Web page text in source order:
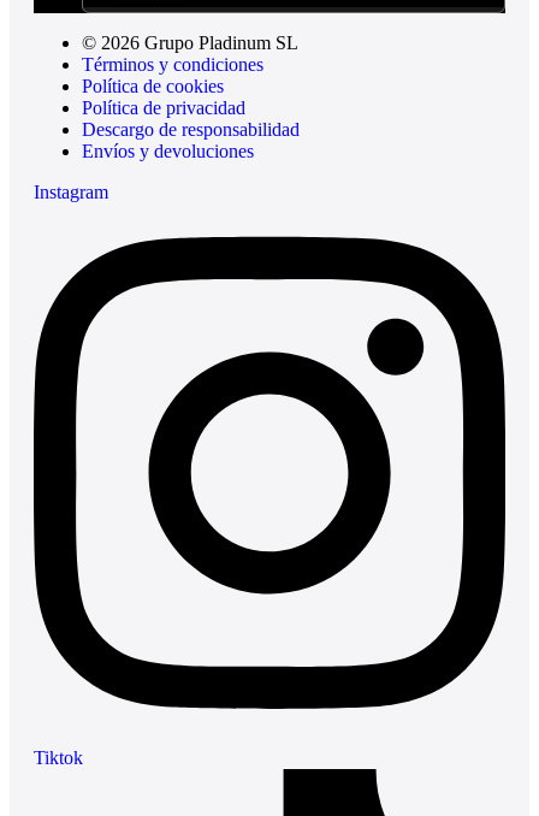
© 2026 Grupo Pladinum SL
Términos y condiciones
Política de cookies
Política de privacidad
Descargo de responsabilidad
Envíos y devoluciones
Instagram
Tiktok